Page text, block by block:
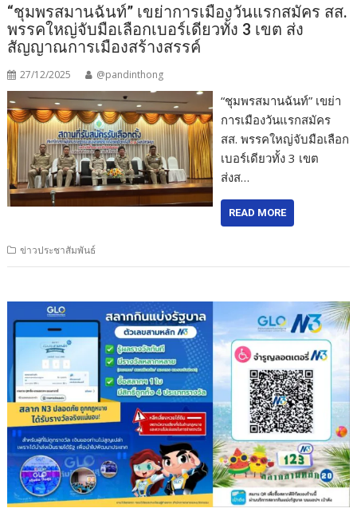
“ชุมพรสมานฉันท์” เขย่าการเมืองวันแรกสมัคร สส.
พรรคใหญ่จับมือเลือกเบอร์เดียวทั้ง 3 เขต ส่ง
สัญญาณการเมืองสร้างสรรค์
27/12/2025 @pandinthong
“ชุมพรสมานฉันท์” เขย่า
การเมืองวันแรกสมัคร
สส. พรรคใหญ่จับมือเลือก
เบอร์เดียวทั้ง 3 เขต
ส่งส…
READ MORE
ข่าวประชาสัมพันธ์